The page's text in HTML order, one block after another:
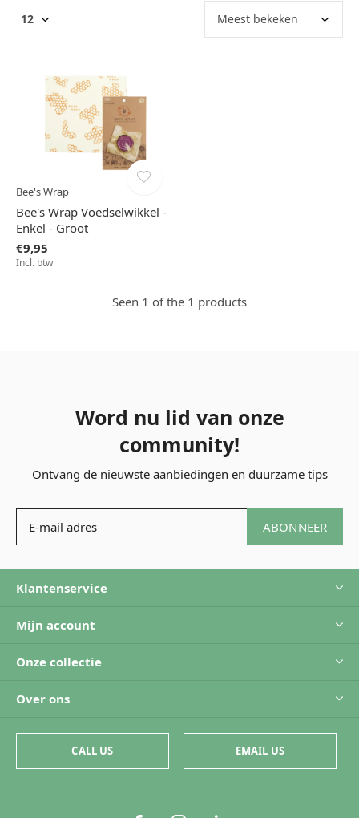
Bee's Wrap
Bee's Wrap Voedselwikkel -
Enkel - Groot
€9,95
Incl. btw
Seen 1 of the 1 products
Word nu lid van onze
community!
Ontvang de nieuwste aanbiedingen en duurzame tips
ABONNEER
Klantenservice
Mijn account
Onze collectie
Over ons
CALL US EMAIL US